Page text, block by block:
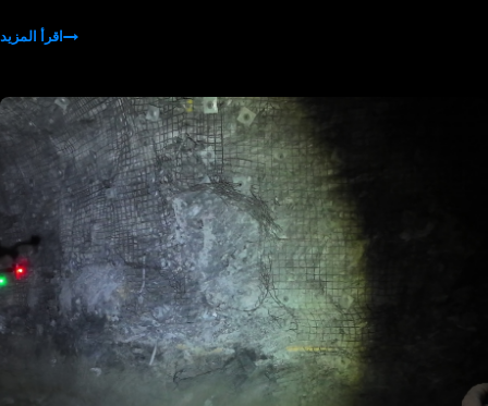
اقرأ المزيد